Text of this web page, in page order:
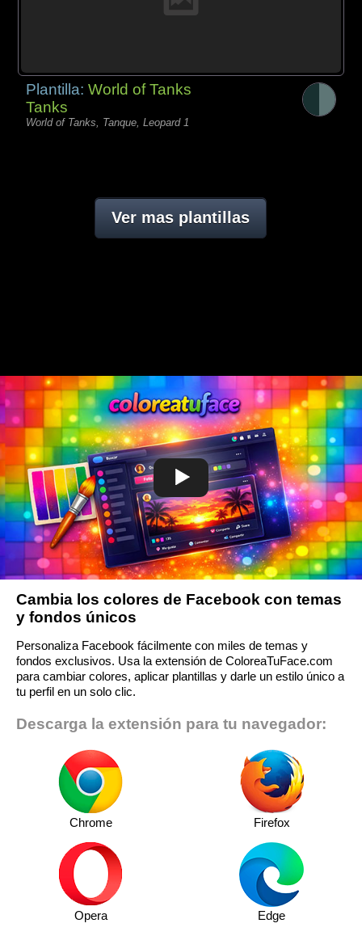
Plantilla:World of Tanks
Tanks
World of Tanks, Tanque, Leopard 1
Ver mas plantillas
Cambia los colores de Facebook con temas
y fondos únicos
Personaliza Facebook fácilmente con miles de temas y
fondos exclusivos. Usa la extensión de ColoreaTuFace.com
para cambiar colores, aplicar plantillas y darle un estilo único a
tu perfil en un solo clic.
Descarga la extensión para tu navegador:
Chrome Firefox
Opera Edge